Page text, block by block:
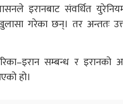
इरानबाट संवर्धित
गरेका छन्। तर अन्ततः
सम्बन्ध र
हो।